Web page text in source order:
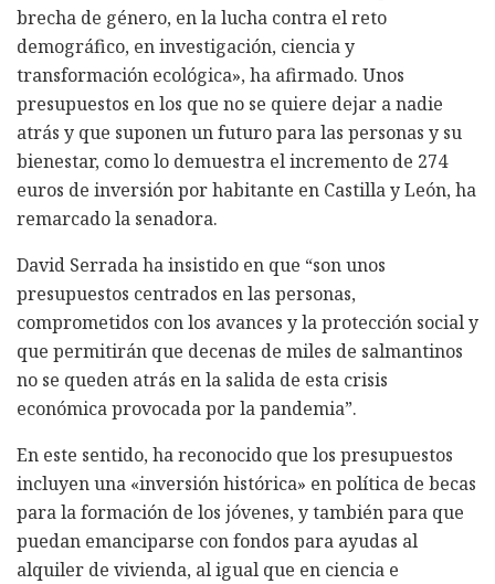
brecha de género, en la lucha contra el reto
demográfico, en investigación, ciencia y
transformación ecológica», ha afirmado. Unos
presupuestos en los que no se quiere dejar a nadie
atrás y que suponen un futuro para las personas y su
bienestar, como lo demuestra el incremento de 274
euros de inversión por habitante en Castilla y León, ha
remarcado la senadora.
David Serrada ha insistido en que “son unos
presupuestos centrados en las personas,
comprometidos con los avances y la protección social y
que permitirán que decenas de miles de salmantinos
no se queden atrás en la salida de esta crisis
económica provocada por la pandemia”.
En este sentido, ha reconocido que los presupuestos
incluyen una «inversión histórica» en política de becas
para la formación de los jóvenes, y también para que
puedan emanciparse con fondos para ayudas al
alquiler de vivienda, al igual que en ciencia e